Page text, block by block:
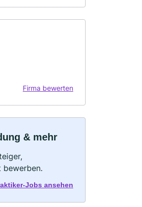
Firma bewerten
& mehr
bewerben.
Jobs ansehen